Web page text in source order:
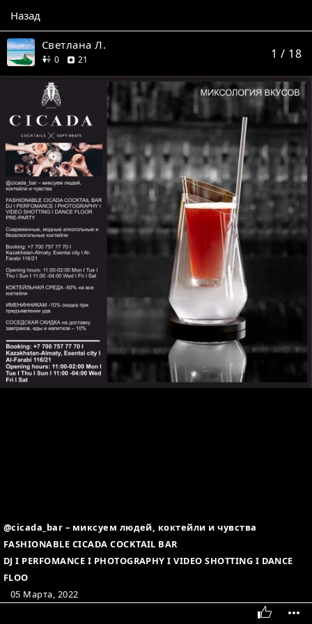
Назад
Светлана Л.
0друзей
21 1 / 18
@cicada_bar – миксуем людей, коктейли и чувства
FASHIONABLE CICADA COCKTAIL BAR
DJ I PERFOMANCE I PHOTOGRAPHY I VIDEO SHOTTING I DANCE
FLOO
05 Марта, 2022